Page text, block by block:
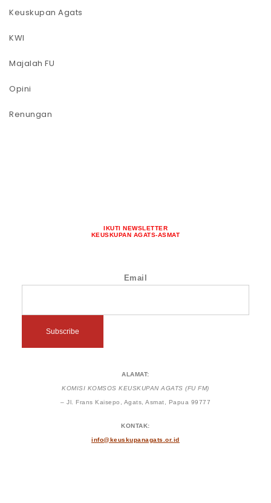
Keuskupan Agats
KWI
Majalah FU
Opini
Renungan
IKUTI NEWSLETTER
KEUSKUPAN AGATS-ASMAT
Email
ALAMAT:
KOMISI KOMSOS KEUSKUPAN AGATS (FU FM)
– Jl. Frans Kaisepo, Agats, Asmat, Papua 99777
KONTAK:
info@keuskupanagats.or.id